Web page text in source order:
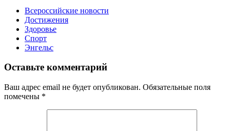
Всероссийские новости
Достижения
Здоровье
Спорт
Энгельс
Оставьте комментарий
Ваш адрес email не будет опубликован. Обязательные поля
помечены *